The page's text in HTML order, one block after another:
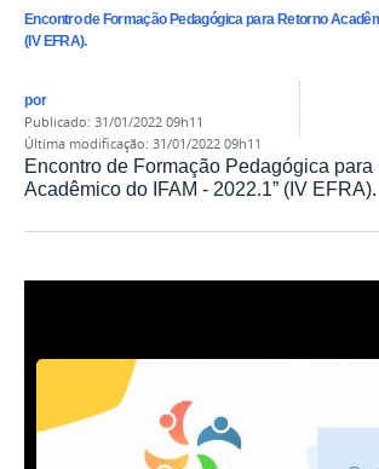
Encontro de Formação Pedagógica para Retorno
(IV EFRA).
por
publicado: 31/01/2022 09h11
última modificação: 31/01/2022 09h11
Encontro de Formação Pedagógica para
Acadêmico do IFAM - 2022.1” (IV EFRA).